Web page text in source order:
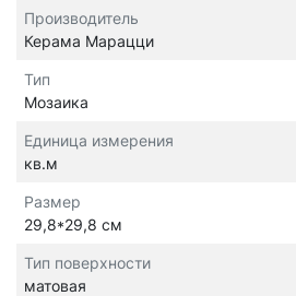
Производитель
Керама Марацци
Тип
Мозаика
Единица измерения
кв.м
Размер
29,8*29,8 см
Тип поверхности
матовая